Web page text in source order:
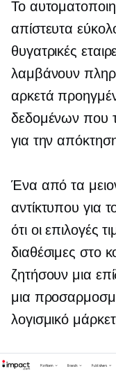
Το
απίστευτα
θυγατρικές
λαμβάνουν
αρκετά
δεδομένων που
για την
Ένα από τα
αντίκτυπου για
ότι οι επιλογές
διαθέσιμες στο
ζητήσουν μια
μια
λογισμικό